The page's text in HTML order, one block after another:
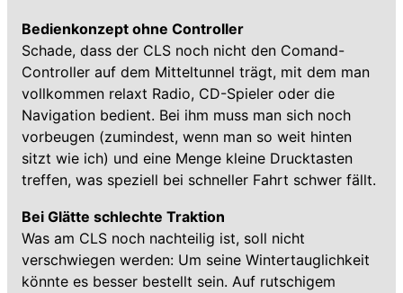
Bedienkonzept ohne Controller
Schade, dass der CLS noch nicht den Comand-
Controller auf dem Mitteltunnel trägt, mit dem man
vollkommen relaxt Radio, CD-Spieler oder die
Navigation bedient. Bei ihm muss man sich noch
vorbeugen (zumindest, wenn man so weit hinten
sitzt wie ich) und eine Menge kleine Drucktasten
treffen, was speziell bei schneller Fahrt schwer fällt.
Bei Glätte schlechte Traktion
Was am CLS noch nachteilig ist, soll nicht
verschwiegen werden: Um seine Wintertauglichkeit
könnte es besser bestellt sein. Auf rutschigem